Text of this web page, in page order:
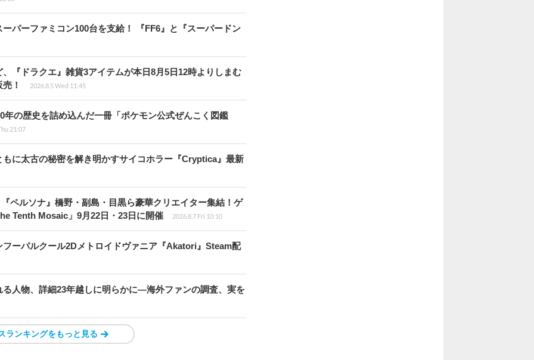
パーファミコン100台を支給！ 『FF6』と『スーパードン
『ドラクエ』雑貨3アイテムが本日8月5日12時よりしまむ
！
2026.8.5 Wed 11:45
年の歴史を詰め込んだ一冊「ポケモン公式ぜんこく図鑑
21:07
に太古の秘密を解き明かすサイコホラー『Cryptica』最新
ペルソナ』橋野・副島・目黒ら豪華クリエイター集結！ゲ
Tenth Mosaic」9月22日・23日に開催
2026.8.7 Fri 10:10
ーパルクール2Dメトロイドヴァニア『Akatori』Steam配
人物、詳細23年越しに明らかに―海外ファンの調査、実を
ランキングをもっと見る